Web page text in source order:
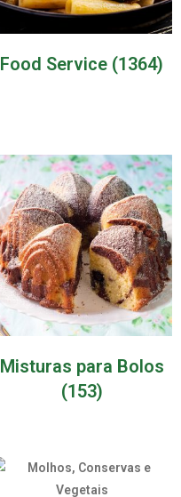
Food Service (1364)
Misturas para Bolos
(153)